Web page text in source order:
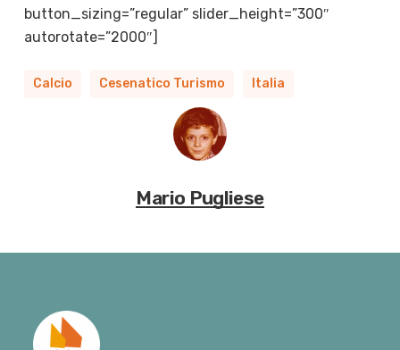
button_sizing=”regular” slider_height=”300″
autorotate=”2000″]
Calcio Cesenatico Turismo Italia
Mario Pugliese